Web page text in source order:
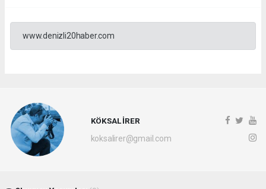
www.denizli20haber.com
KÖKSAL İRER
koksalirer@gmail.com